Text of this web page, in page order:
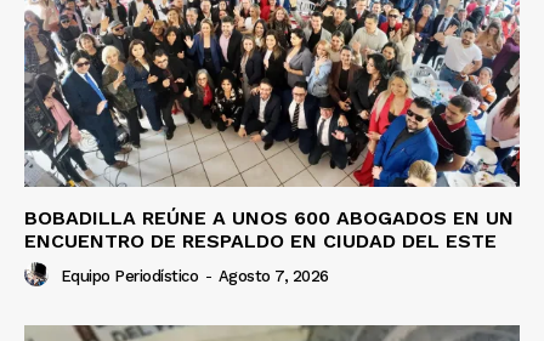
BOBADILLA REÚNE A UNOS 600 ABOGADOS EN UN
ENCUENTRO DE RESPALDO EN CIUDAD DEL ESTE
Equipo Periodístico - Agosto 7, 2026